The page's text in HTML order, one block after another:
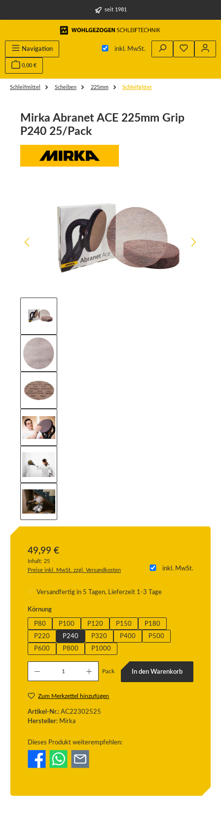
seit 1981
Navigation inkl. MwSt.
0,00 €
Schleifmittel Scheiben 225mm Schleifgitter
Mirka Abranet ACE 225mm Grip
P240 25/Pack
49,99 €
Inhalt: 25
inkl. MwSt.
Preise inkl. MwSt. zzgl. Versandkosten
Versandfertig in 5 Tagen, Lieferzeit 1-3 Tage
Körnungauswählen
P80 P100 P120 P150 P180
P220 P240 P320 P400 P500
P600 P800 P1000
Produkt Anzahl: Gib den gewünschten Wert ein oder benutze die Schaltflächen um
Pack In den Warenkorb
Zum Merkzettel hinzufügen
Artikel-Nr.: AC22302525
Hersteller: Mirka
Dieses Produkt weiterempfehlen: